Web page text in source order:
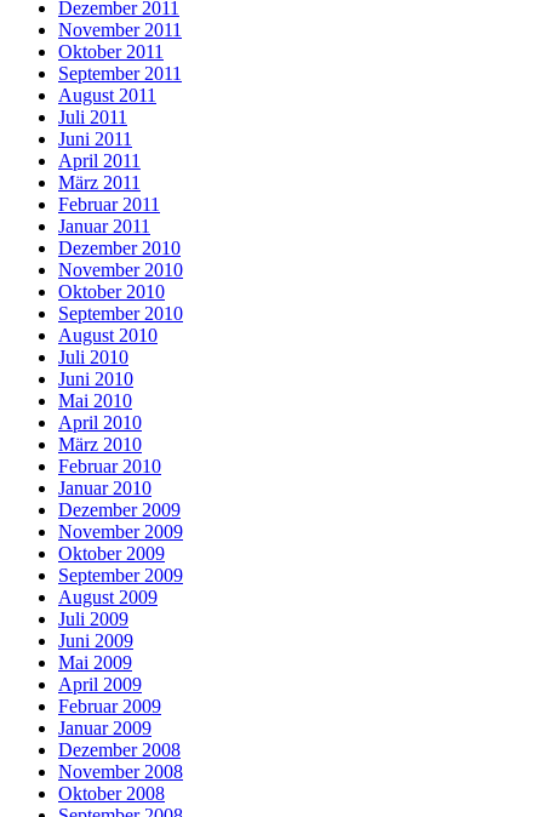
Dezember 2011
November 2011
Oktober 2011
September 2011
August 2011
Juli 2011
Juni 2011
April 2011
März 2011
Februar 2011
Januar 2011
Dezember 2010
November 2010
Oktober 2010
September 2010
August 2010
Juli 2010
Juni 2010
Mai 2010
April 2010
März 2010
Februar 2010
Januar 2010
Dezember 2009
November 2009
Oktober 2009
September 2009
August 2009
Juli 2009
Juni 2009
Mai 2009
April 2009
Februar 2009
Januar 2009
Dezember 2008
November 2008
Oktober 2008